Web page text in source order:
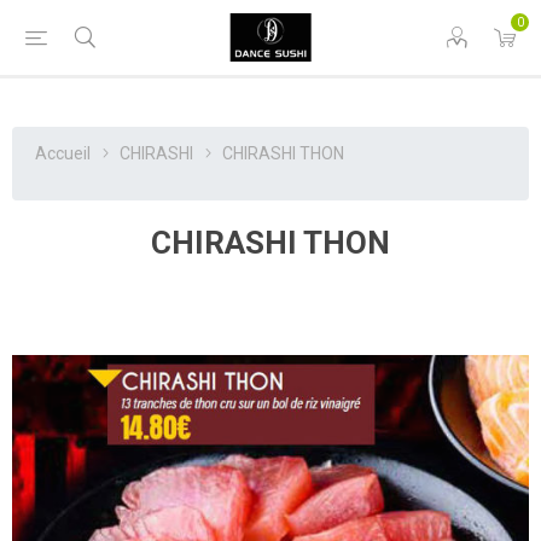
0
Accueil CHIRASHI CHIRASHI THON
CHIRASHI THON